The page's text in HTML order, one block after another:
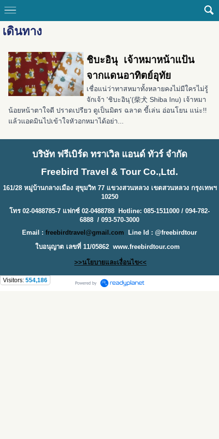
เดินทาง
ชิบะอินุ เจ้าหมาหน้าแป้น
จากแดนอาทิตย์อุทัย
เชื่อแน่ว่าทาสหมาทั้งหลายคงไม่มีใครไม่รู้
จักเจ้า 'ชิบะอินุ'(柴犬 Shiba Inu) เจ้าหมา
น้อยหน้าตาใจดี ปราดเปรียว ดูเป็นมิตร ฉลาด ขี้เล่น อ่อนโยน แน่ะ!!
แล้วแอดมินไปเข้าใจหัวอกหมาได้อย่า...
บริษัท ฟรีเบิร์ด ทราเวิล แอนด์ ทัวร์ จำกัด
Freebird Travel & Tour Co.,Ltd.
161/28 หมู่บ้านกลางเมือง สุขุมวิท 77 แขวงสวนหลวง เขตสวนหลวง กรุงเทพฯ
10250
โทร 02-0488785-7 แฟกซ์ 02-0488788 Hotline: 085-1511000 / 094-782-
6888 / 093-570-3000
Email : freebirdtravel@gmail.com
Line Id : @freebirdtour
ใบอนุญาต เลขที่ 11/05862 www.freebirdtour.com
>>นโยบายและเงื่อนไข<<
Visitors: 554,186